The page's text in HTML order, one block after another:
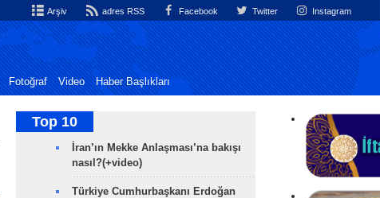
Arşiv adres RSS Facebook Twitter Instagram
Fotoğraf Video Haber Başlıkları
Top 10
İran’ın Mekke Anlaşması’na bakışı
nasıl?(+video)
Türkiye Cumhurbaşkanı Erdoğan